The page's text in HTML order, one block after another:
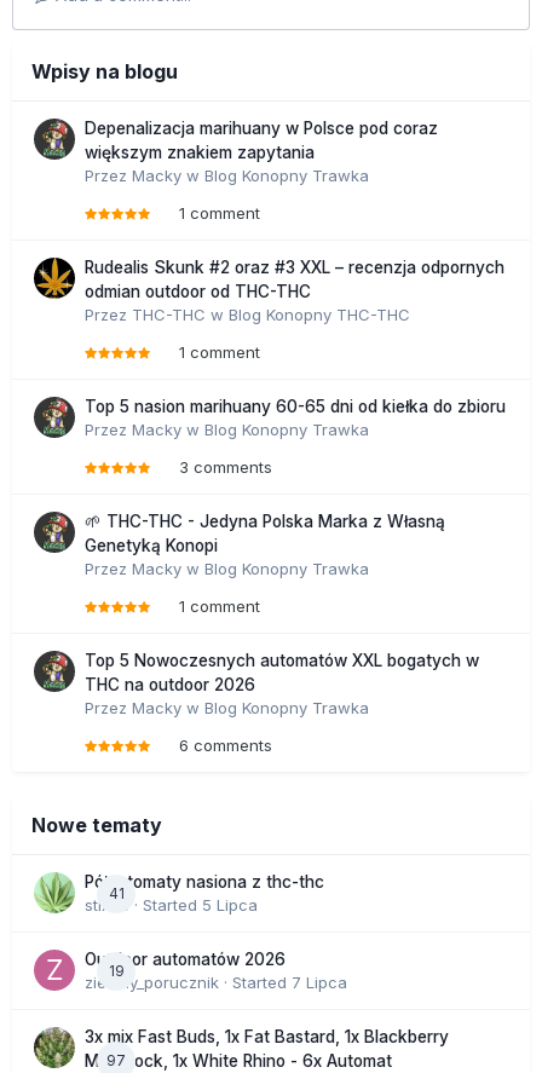
Wpisy na blogu
Depenalizacja marihuany w Polsce pod coraz
większym znakiem zapytania
Przez Macky w Blog Konopny Trawka
1 comment
Rudealis Skunk #2 oraz #3 XXL – recenzja odpornych
odmian outdoor od THC-THC
Przez THC-THC w Blog Konopny THC-THC
1 comment
Top 5 nasion marihuany 60-65 dni od kiełka do zbioru
Przez Macky w Blog Konopny Trawka
3 comments
🌱 THC-THC - Jedyna Polska Marka z Własną
Genetyką Konopi
Przez Macky w Blog Konopny Trawka
1 comment
Top 5 Nowoczesnych automatów XXL bogatych w
THC na outdoor 2026
Przez Macky w Blog Konopny Trawka
6 comments
Nowe tematy
41
Półautomaty nasiona z thc-thc
stix33 · Started 5 Lipca
19
Outdoor automatów 2026
zielony_porucznik · Started 7 Lipca
97
3x mix Fast Buds, 1x Fat Bastard, 1x Blackberry
Moonrock, 1x White Rhino - 6x Automat